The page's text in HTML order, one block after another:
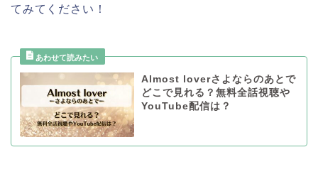
てみてください！
Almost loverさよならのあとで
どこで見れる？無料全話視聴や
YouTube配信は？